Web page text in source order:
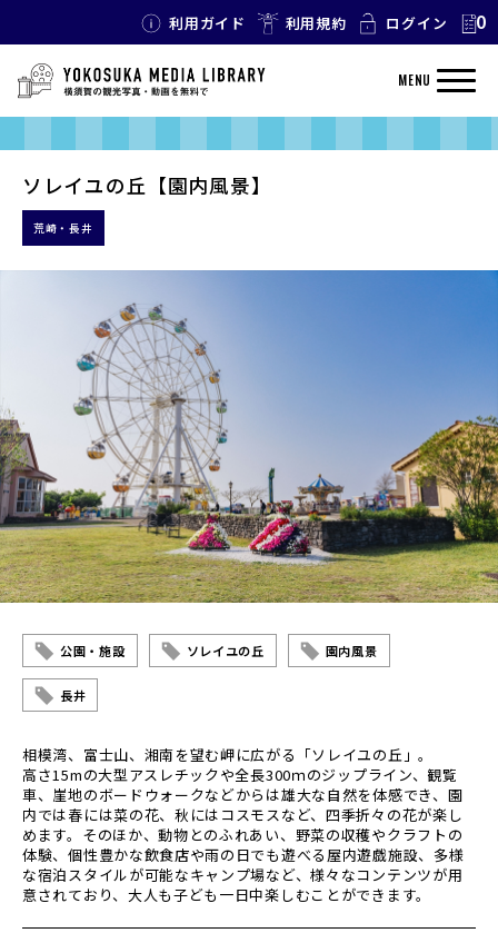
利用ガイド 利用規約 ログイン 0
MENU
ソレイユの丘【園内風景】
荒崎・長井
公園・施設 ソレイユの丘 園内風景
長井
相模湾、富士山、湘南を望む岬に広がる「ソレイユの丘」。
高さ15mの大型アスレチックや全長300ｍのジップライン、観覧
車、崖地のボードウォークなどからは雄大な自然を体感でき、園
内では春には菜の花、秋にはコスモスなど、四季折々の花が楽し
めます。そのほか、動物とのふれあい、野菜の収穫やクラフトの
体験、個性豊かな飲食店や雨の日でも遊べる屋内遊戯施設、多様
な宿泊スタイルが可能なキャンプ場など、様々なコンテンツが用
意されており、大人も子ども一日中楽しむことができます。